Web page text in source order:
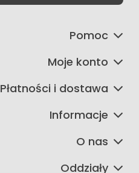
Pomoc
Moje konto
Płatności i dostawa
Informacje
O nas
Oddziały